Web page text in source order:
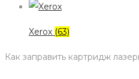
Xerox (63)
Как заправить картридж